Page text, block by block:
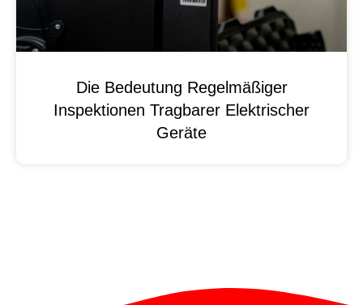
Die Bedeutung Regelmäßiger
Inspektionen Tragbarer Elektrischer
Geräte